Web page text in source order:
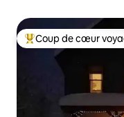
Coups de cœur
Coup de cœur